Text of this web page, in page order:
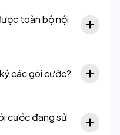
toàn bộ nội
các gói cước?
cước đang sử